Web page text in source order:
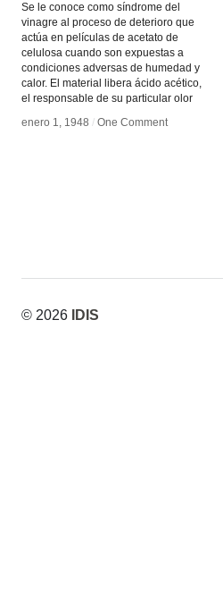
Se le conoce como síndrome del
vinagre al proceso de deterioro que
actúa en películas de acetato de
celulosa cuando son expuestas a
condiciones adversas de humedad y
calor. El material libera ácido acético,
el responsable de su particular olor
enero 1, 1948 / One Comment
enero 1, 1948 / One Comment
© 2026 IDIS